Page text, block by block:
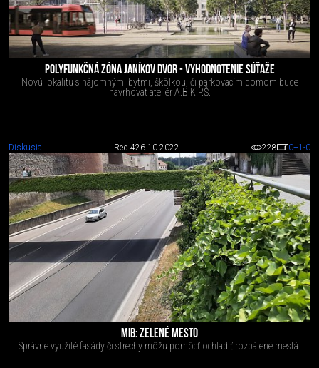
POLYFUNKČNÁ ZÓNA JANÍKOV DVOR - VYHODNOTENIE SÚŤAŽE
Novú lokalitu s nájomnými bytmi, škôlkou, či parkovacím domom bude
navrhovať ateliér A.B.K.P.Š.
Diskusia Red 426.10.2022 228 0+1 -0
MIB: ZELENÉ MESTO
Správne využité fasády či strechy môžu pomôcť ochladiť rozpálené mestá.